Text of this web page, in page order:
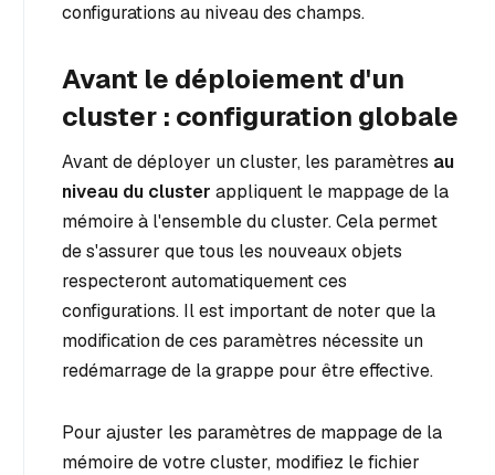
configurations au niveau des champs.
Avant le déploiement d'un
cluster : configuration globale
Avant de déployer un cluster, les paramètres au
niveau du cluster appliquent le mappage de la
mémoire à l'ensemble du cluster. Cela permet
de s'assurer que tous les nouveaux objets
respecteront automatiquement ces
configurations. Il est important de noter que la
modification de ces paramètres nécessite un
redémarrage de la grappe pour être effective.
Pour ajuster les paramètres de mappage de la
mémoire de votre cluster, modifiez le fichier